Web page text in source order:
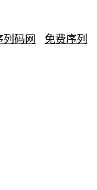
列码网
免费序列